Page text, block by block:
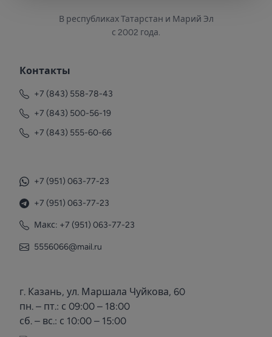
В республиках Татарстан и Марий Эл
с 2002 года.
Контакты
+7 (843) 558-78-43
+7 (843) 500-56-19
+7 (843) 555-60-66
+7 (951) 063-77-23
+7 (951) 063-77-23
Макс: +7 (951) 063-77-23
5556066@mail.ru
г. Казань, ул. Маршала Чуйкова, 60
пн. – пт.: с 09:00 – 18:00
сб. – вс.: с 10:00 – 15:00